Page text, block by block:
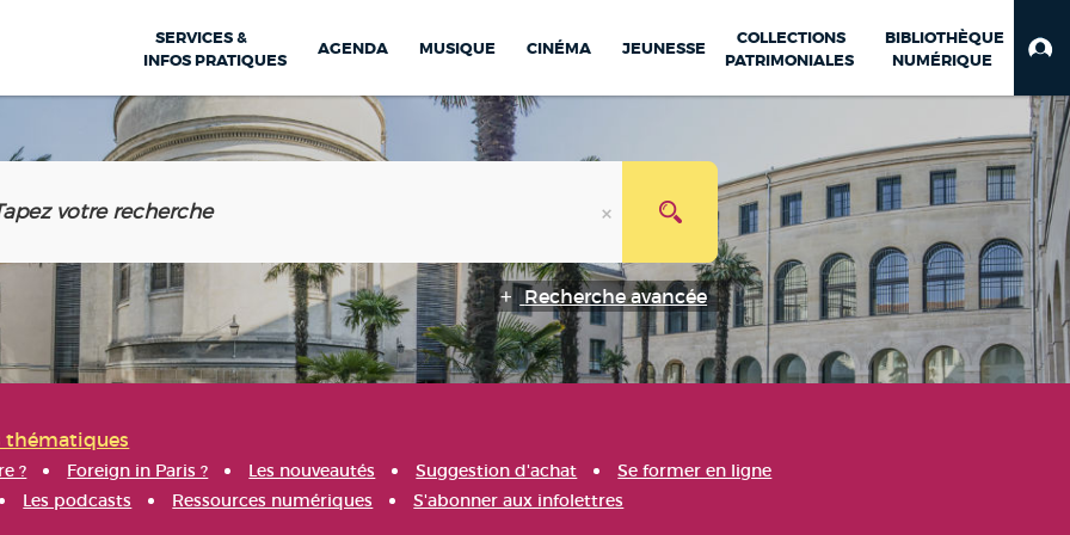
SERVICES &
INFOS PRATIQUES
AGENDA MUSIQUE CINÉMA JEUNESSE
COLLECTIONS
PATRIMONIALES
BIBLIOTHÈQUE
NUMÉRIQUE
Recherche avancée
thématiques
? Foreign in Paris ? Les nouveautés Suggestion d'achat
Se former en ligne
Les podcasts Ressources numériques S'abonner aux infolettres